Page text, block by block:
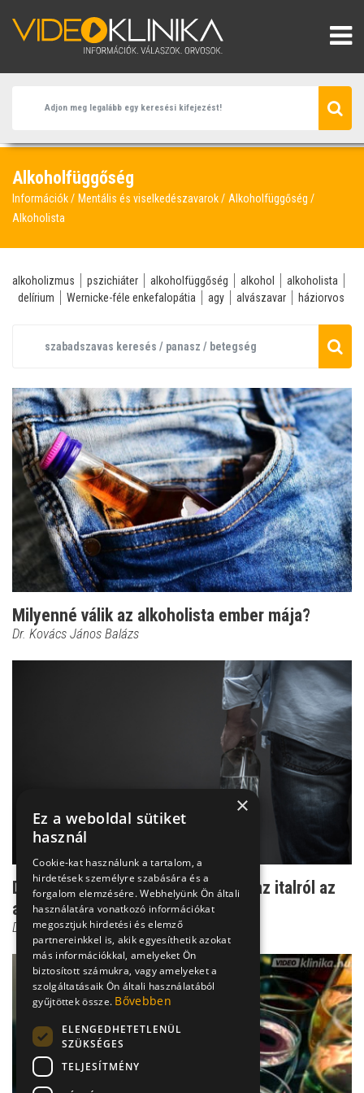
Alkoholfüggőség
Információk Mentális és viselkedészavarok
Alkoholfüggőség
Alkoholista
alkoholizmus pszichiáter alkoholfüggőség alkohol
alkoholista
delírium
Wernicke-féle enkefalopátia agy alvászavar háziorvos
Milyenné válik az alkoholista ember mája?
Dr. Kovács János Balázs
Dr. Csernus: csakis így szokhat le az italról az
alkoholist...
Dr. Csernus Imre
×
Ez a weboldal sütiket
használ
Cookie-kat használunk a tartalom, a
hirdetések személyre szabására és a
forgalom elemzésére. Webhelyünk Ön általi
használatára vonatkozó információkat
megosztjuk hirdetési és elemző
partnereinkkel is, akik egyesíthetik azokat
más információkkal, amelyeket Ön
biztosított számukra, vagy amelyeket a
szolgáltatásaik Ön általi használatából
gyűjtöttek össze. Bővebben
ELENGEDHETETLENÜL
SZÜKSÉGES
TELJESÍTMÉNY